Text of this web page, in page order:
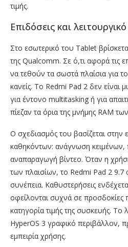
τιμής.
Επιδόσεις και
Στο εσωτερικό του Tablet
της Qualcomm. Σε ό,τι αφορά τις
να τεθούν τα σωστά πλαίσια για το
κανείς. Το Redmi Pad 2 δεν είναι
για έντονο multitasking ή για
πίεζαν τα όρια της μνήμης RAM
Ο σχεδιασμός του βασίζεται στην
καθηκόντων: ανάγνωση κειμένων,
αναπαραγωγή βίντεο. Όταν η
των πλαισίων, το Redmi Pad 2 9.7
συνέπεια. Καθυστερήσεις
οφείλονται συχνά σε
κατηγορία τιμής της συσκευής. Το
HyperOS 3 γραφικό περιβάλλον,
εμπειρία χρήσης.